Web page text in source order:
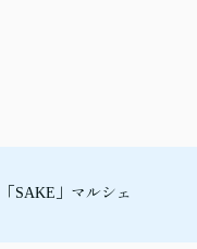
「SAKE」マルシェ